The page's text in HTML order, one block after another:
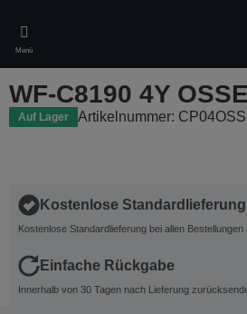
main
content
Menü
WF-C8190 4Y
Auf Lager Artikelnummer:
Kostenlose Standardlieferung
Kostenlose Standardlieferung bei allen Bestellungen
Einfache Rückgabe
Innerhalb von 30 Tagen nach Lieferung